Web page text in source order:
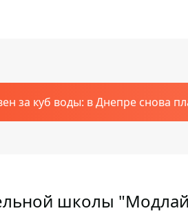
за куб воды: в Днепре снова
школы